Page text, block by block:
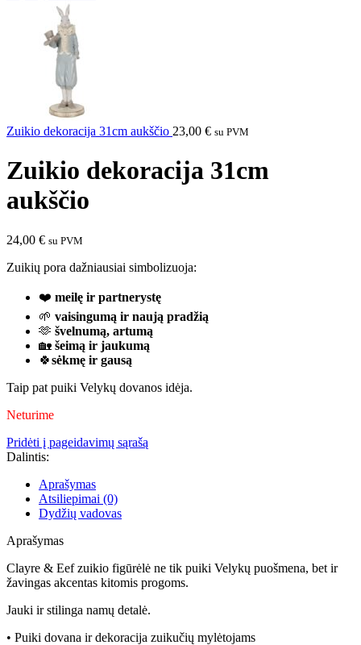
Zuikio dekoracija 31cm aukščio 23,00 € su PVM
Zuikio dekoracija 31cm
aukščio
24,00 € su PVM
Zuikių pora dažniausiai simbolizuoja:
❤️ meilę ir partnerystę
🌱 vaisingumą ir naują pradžią
🫶 švelnumą, artumą
🏡 šeimą ir jaukumą
🍀sėkmę ir gausą
Taip pat puiki Velykų dovanos idėja.
Neturime
Pridėti į pageidavimų sąrašą
Dalintis:
Aprašymas
Atsiliepimai (0)
Dydžių vadovas
Aprašymas
Clayre & Eef zuikio figūrėlė ne tik puiki Velykų puošmena, bet ir
žavingas akcentas kitomis progoms.
Jauki ir stilinga namų detalė.
• Puiki dovana ir dekoracija zuikučių mylėtojams